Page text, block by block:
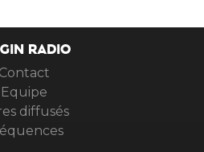
RADIO
Contact
Equipe
diffusés